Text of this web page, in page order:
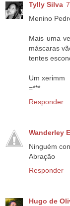
Tylly Silva
Menino
Mais uma
máscaras
tentes
Um xerimm
=***
Responder
Wanderley
Ninguém
Abração
Responder
Hugo de